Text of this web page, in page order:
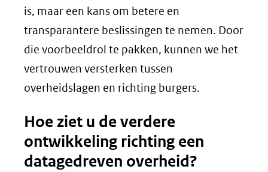
is, maar een kans om betere en
transparantere beslissingen te nemen. Door
die voorbeeldrol te pakken, kunnen we het
vertrouwen versterken tussen
overheidslagen en richting burgers.
Hoe ziet u de verdere
ontwikkeling richting een
datagedreven overheid?